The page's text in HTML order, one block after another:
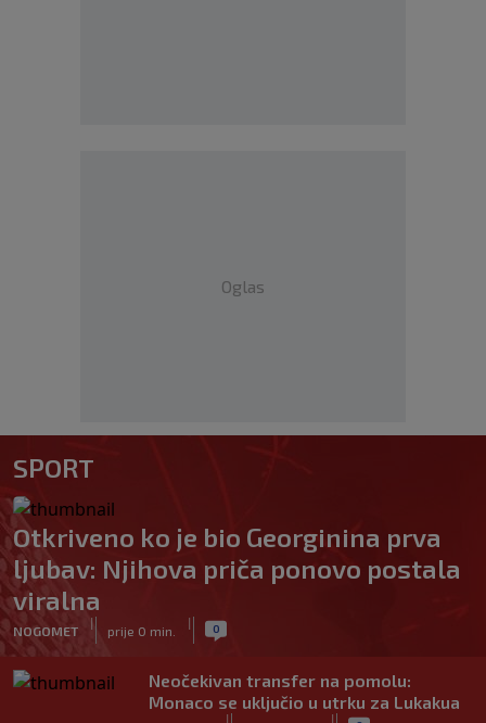
Oglas
SPORT
Otkriveno ko je bio Georginina prva
ljubav: Njihova priča ponovo postala
viralna
NOGOMET
|
prije 0 min.
| 0
Neočekivan transfer na pomolu:
Monaco se uključio u utrku za Lukakua
| |